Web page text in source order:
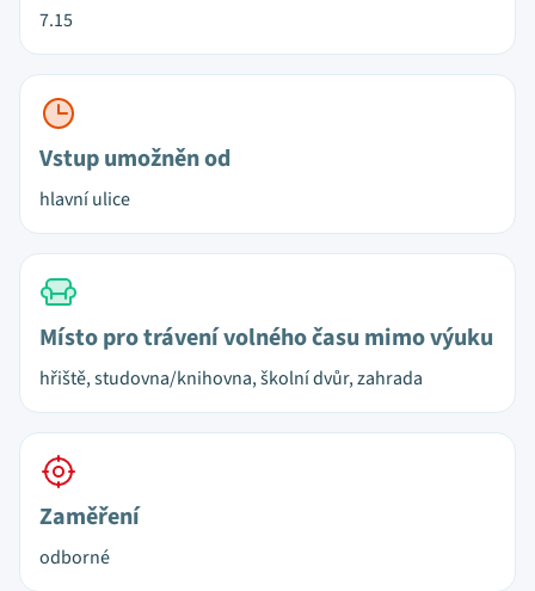
7.15
Vstup umožněn od
hlavní ulice
Místo pro trávení volného času mimo výuku
hřiště, studovna/knihovna, školní dvůr, zahrada
Zaměření
odborné